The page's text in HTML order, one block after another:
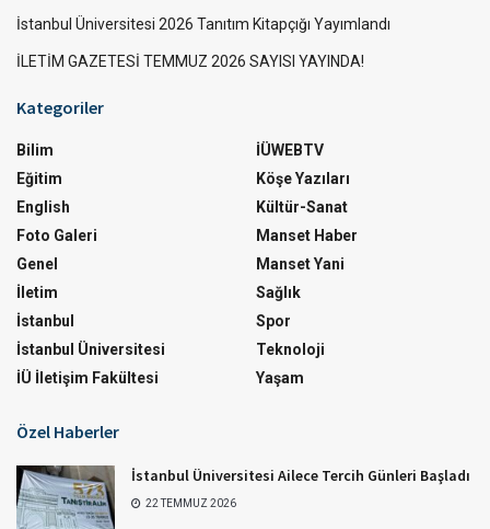
İstanbul Üniversitesi 2026 Tanıtım Kitapçığı Yayımlandı
İLETİM GAZETESİ TEMMUZ 2026 SAYISI YAYINDA!
Kategoriler
Bilim
Eğitim
English
Foto Galeri
Genel
İletim
İstanbul
İstanbul Üniversitesi
İÜ İletişim Fakültesi
İÜWEBTV
Köşe Yazıları
Kültür-Sanat
Manset Haber
Manset Yani
Sağlık
Spor
Teknoloji
Yaşam
Özel Haberler
İstanbul Üniversitesi Ailece Tercih Günleri Başladı
22 TEMMUZ 2026